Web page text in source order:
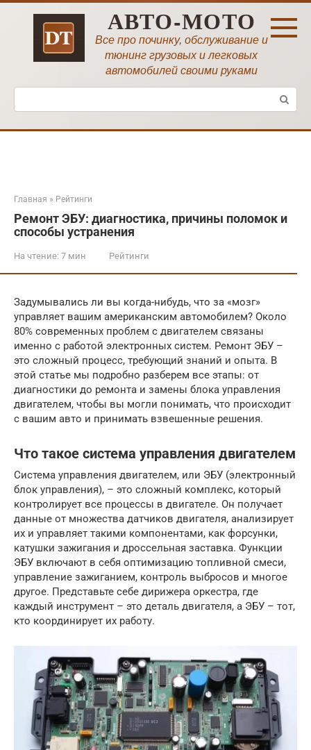
Перейти
АВТО-МОТО
Все про починку, обслуживание и
тюнинг грузовых и легковых
автомобилей своими руками
Поиск:
Главная » Рейтинги
Ремонт ЭБУ: диагностика, причины поломок и
способы устранения
На чтение: 7 мин Рейтинги
Задумывались ли вы когда-нибудь, что за «мозг»
управляет вашим американским автомобилем? Около
80% современных проблем с двигателем связаны
именно с работой электронных систем. Ремонт ЭБУ –
это сложный процесс, требующий знаний и опыта. В
этой статье мы подробно разберем все этапы: от
диагностики до ремонта и замены блока управления
двигателем, чтобы вы могли понимать, что происходит
с вашим авто и принимать взвешенные решения.
Что такое система управления двигателем
Система управления двигателем, или ЭБУ (электронный
блок управления), – это сложный комплекс, который
контролирует все процессы в двигателе. Он получает
данные от множества датчиков двигателя, анализирует
их и управляет такими компонентами, как форсунки,
катушки зажигания и дроссельная заставка. Функции
ЭБУ включают в себя оптимизацию топливной смеси,
управление зажиганием, контроль выбросов и многое
другое. Представьте себе дирижера оркестра, где
каждый инструмент – это деталь двигателя, а ЭБУ – тот,
кто координирует их работу.